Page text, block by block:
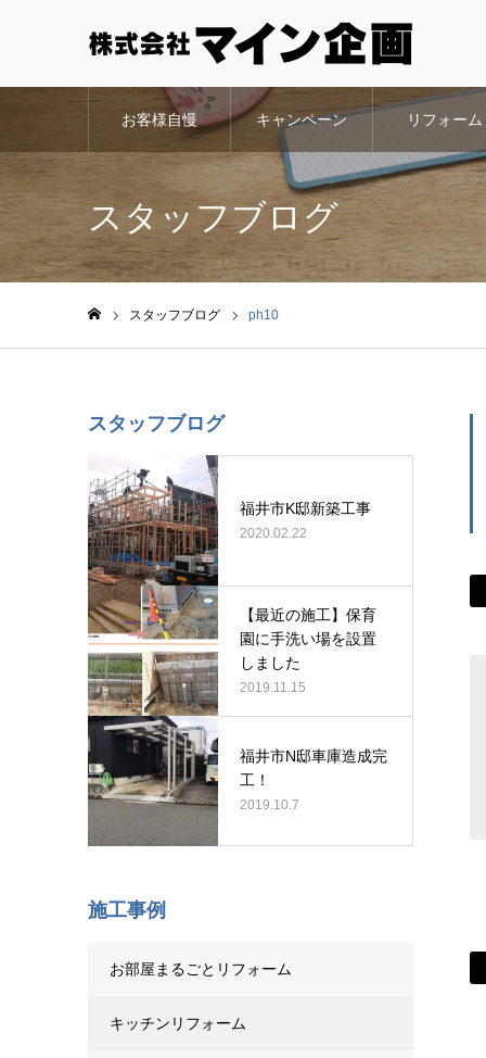
お客様自慢 キャンペーン リフォーム
スタッフブログ
スタッフブログ ph10
スタッフブログ
福井市K邸新築工事
2020.02.22
【最近の施工】保育
園に手洗い場を設置
しました
2019.11.15
福井市N邸車庫造成完
工！
2019.10.7
施工事例
お部屋まるごとリフォーム
キッチンリフォーム